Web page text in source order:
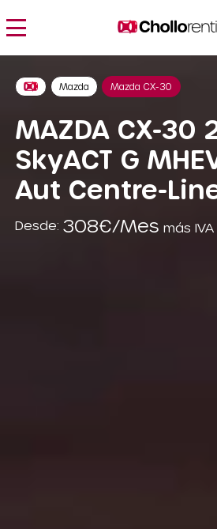
Mazda Mazda CX-30
MAZDA CX-30
SkyACT G
Aut Centre-
Desde: 308€/Mes más IVA